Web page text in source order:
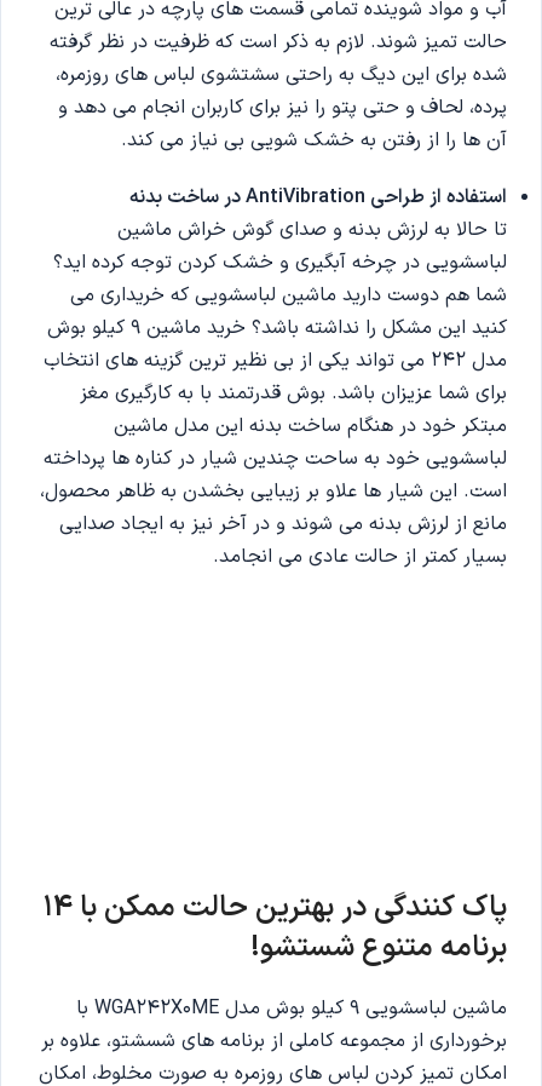
آب و مواد شوینده تمامی قسمت های پارچه در عالی ترین
حالت تمیز شوند. لازم به ذکر است که ظرفیت در نظر گرفته
شده برای این دیگ به راحتی سشتشوی لباس های روزمره،
پرده، لحاف و حتی پتو را نیز برای کاربران انجام می دهد و
آن ها را از رفتن به خشک شویی بی نیاز می کند.
استفاده از طراحی AntiVibrationدر ساخت بدنه
تا حالا به لرزش بدنه و صدای گوش خراش ماشین
لباسشویی در چرخه آبگیری و خشک کردن توجه کرده اید؟
شما هم دوست دارید ماشین لباسشویی که خریداری می
کنید این مشکل را نداشته باشد؟ خرید ماشین 9 کیلو بوش
مدل 242 می تواند یکی از بی نظیر ترین گزینه های انتخاب
برای شما عزیزان باشد. بوش قدرتمند با به کارگیری مغز
مبتکر خود در هنگام ساخت بدنه این مدل ماشین
لباسشویی خود به ساحت چندین شیار در کناره ها پرداخته
است. این شیار ها علاو بر زیبایی بخشدن به ظاهر محصول،
مانع از لرزش بدنه می شوند و در آخر نیز به ایجاد صدایی
بسیار کمتر از حالت عادی می انجامد.
پاک کنندگی در بهترین حالت ممکن با 14
برنامه متنوع شستشو!
ماشین لباسشویی 9 کیلو بوش مدل WGA242X0ME با
برخورداری از مجموعه کاملی از برنامه های شسشتو، علاوه بر
امکان تمیز کردن لباس های روزمره به صورت مخلوط، امکان